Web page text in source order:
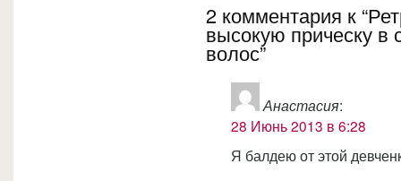
2 комментария к
высокую прическу в
волос”
Анастасия:
28 Июнь 2013 в 6:28
Я балдею от этой